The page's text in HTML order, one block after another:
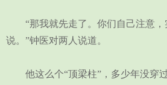
“那我就先走了。你们自己注意，
说。”钟医对两人说道。
他这么个“顶梁柱”，多少年没穿